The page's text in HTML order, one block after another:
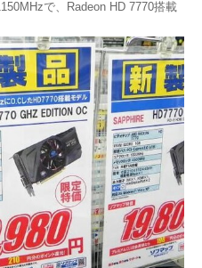
で、Radeon HD 7770搭載